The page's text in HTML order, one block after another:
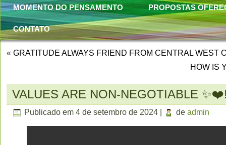
MOMENTO DO PENSAMENTO PROPOSTAS
CONTATO
« GRATITUDE ALWAYS FRIEND FROM CENTRAL WEST
HOW IS
VALUES ARE NON-NEGOTIABLE
Publicado em 4 de setembro de 2024 de admin